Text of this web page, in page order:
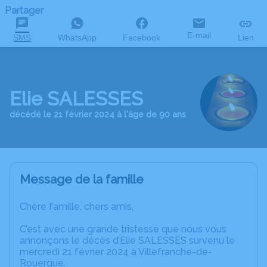
Partager
SMS WhatsApp Facebook E-mail Lien
Elie SALESSES
décédé le 21 février 2024 à l'âge de 90 ans
Message de la famille
Chère famille, chers amis,
C’est avec une grande tristesse que nous vous
annonçons le décès d’Elie SALESSES survenu le
mercredi 21 février 2024 à Villefranche-de-
Rouergue.